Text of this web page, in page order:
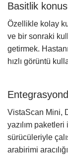
Basitlik
Özellikle kolay
ve bir sonraki
getirmek.
hızlı görüntü
VistaScan Mini,
yazılım
sürücüleriyle
arabirimi